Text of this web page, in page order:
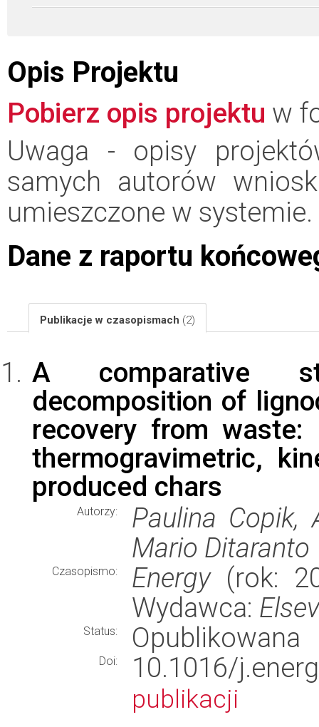
Opis Projektu
Pobierz opis projektu w
Uwaga - opisy
samych autorów
umieszczone w systemie.
Dane z raportu
Publikacje w czasopismach (2)
A comparative
decomposition of
recovery from
thermogravimetric,
produced chars
Autorzy:
Paulina Copik,
Mario Ditaranto
Czasopismo: Energy(rok:
Wydawca:
Status: Opublikowana
Doi: 10.1016/
publikacji